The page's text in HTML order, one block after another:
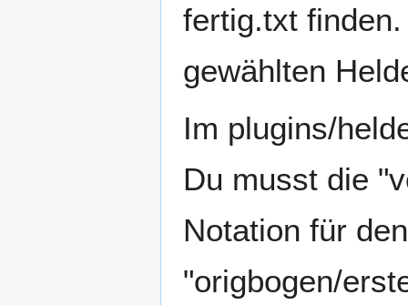
fertig.txt
gewählten
Im plugins/
Du musst die
Notation für
"origbogen/